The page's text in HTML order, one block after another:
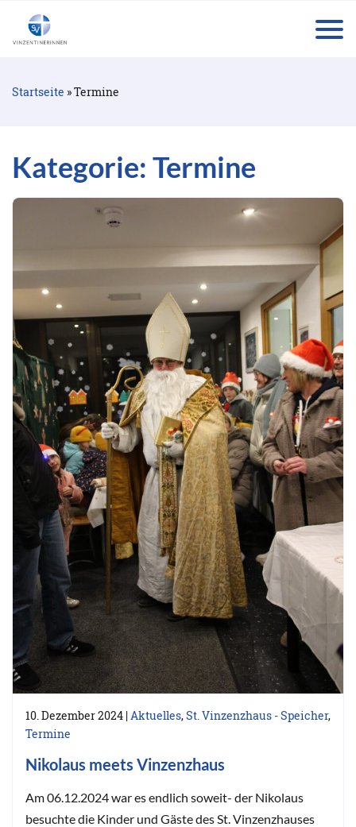
Startseite »Termine
Kategorie: Termine
10. Dezember 2024 | Aktuelles,St. Vinzenzhaus - Speicher,
Termine
Nikolaus meets Vinzenzhaus
Am 06.12.2024 war es endlich soweit- der Nikolaus
besuchte die Kinder und Gäste des St. Vinzenzhauses